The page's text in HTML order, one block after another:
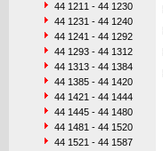
44 1211 - 44 1230
44 1231 - 44 1240
44 1241 - 44 1292
44 1293 - 44 1312
44 1313 - 44 1384
44 1385 - 44 1420
44 1421 - 44 1444
44 1445 - 44 1480
44 1481 - 44 1520
44 1521 - 44 1587